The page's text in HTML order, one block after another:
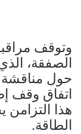
وتوقف
الصفقة،
حول مناقشة
اتفاق وقف
هذا
الطاقة.